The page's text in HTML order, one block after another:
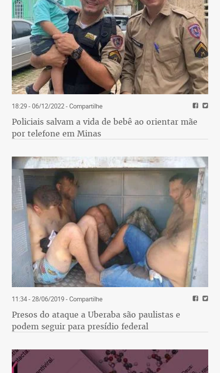
18:29 - 06/12/2022- Compartilhe
Policiais salvam a vida de bebê ao orientar mãe
por telefone em Minas
11:34 - 28/06/2019- Compartilhe
Presos do ataque a Uberaba são paulistas e
podem seguir para presídio federal